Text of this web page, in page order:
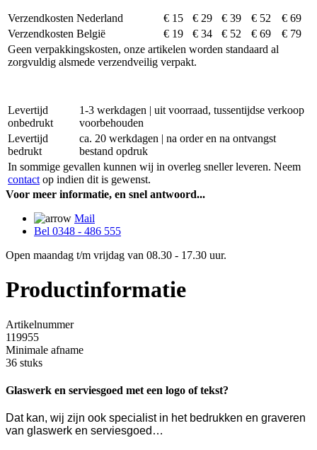
Verzendkosten Nederland € 15 € 29 € 39 € 52
€ 69
Verzendkosten België
€ 19 € 34 € 52 € 69
€ 79
Geen verpakkingskosten, onze artikelen worden standaard al
zorgvuldig alsmede verzendveilig verpakt.
Levertijd
onbedrukt
1-3 werkdagen | uit voorraad, tussentijdse verkoop
voorbehouden
Levertijd
bedrukt
ca. 20 werkdagen | na order en na ontvangst
bestand opdruk
In sommige gevallen kunnen wij in overleg sneller leveren. Neem
contact op indien dit is gewenst.
Voor meer informatie, en snel antwoord...
Mail
Bel 0348 - 486 555
Open maandag t/m vrijdag van 08.30 - 17.30 uur.
Productinformatie
Artikelnummer
119955
Minimale afname
36 stuks
Glaswerk en serviesgoed met een logo of tekst?
Dat kan, wij zijn ook specialist in het bedrukken en graveren
van glaswerk en serviesgoed…